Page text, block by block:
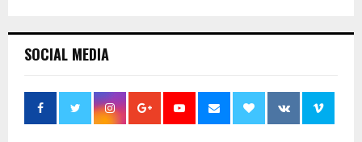
SOCIAL MEDIA